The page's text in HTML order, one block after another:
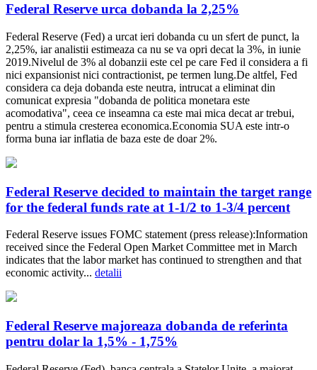
Federal Reserve urca dobanda la 2,25%
Federal Reserve (Fed) a urcat ieri dobanda cu un sfert de punct, la
2,25%, iar analistii estimeaza ca nu se va opri decat la 3%, in iunie
2019.Nivelul de 3% al dobanzii este cel pe care Fed il considera a fi
nici expansionist nici contractionist, pe termen lung.De altfel, Fed
considera ca deja dobanda este neutra, intrucat a eliminat din
comunicat expresia "dobanda de politica monetara este
acomodativa", ceea ce inseamna ca este mai mica decat ar trebui,
pentru a stimula cresterea economica.Economia SUA este intr-o
forma buna iar inflatia de baza este de doar 2%.
Federal Reserve decided to maintain the target range
for the federal funds rate at 1-1/2 to 1-3/4 percent
Federal Reserve issues FOMC statement (press release):Information
received since the Federal Open Market Committee met in March
indicates that the labor market has continued to strengthen and that
economic activity... detalii
Federal Reserve majoreaza dobanda de referinta
pentru dolar la 1,5% - 1,75%